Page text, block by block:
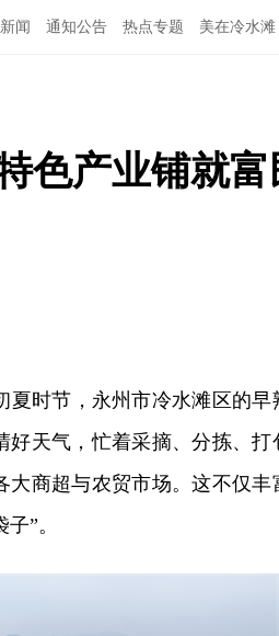
闻 通知公告 热点专题 美在冷水滩
色产业铺就富
夏时节，永州市冷水滩区的早
天气，忙着采摘、分拣、打
商超与农贸市场。这不仅丰
”。